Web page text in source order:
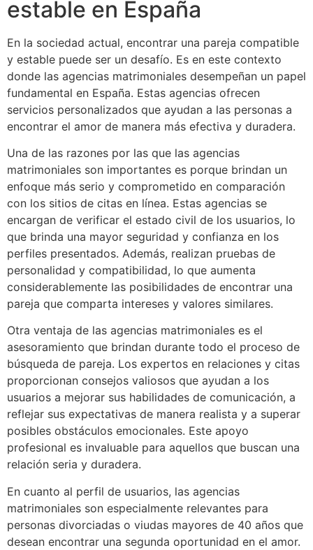
estable en España
En la sociedad actual, encontrar una pareja compatible
y estable puede ser un desafío. Es en este contexto
donde las agencias matrimoniales desempeñan un papel
fundamental en España. Estas agencias ofrecen
servicios personalizados que ayudan a las personas a
encontrar el amor de manera más efectiva y duradera.
Una de las razones por las que las agencias
matrimoniales son importantes es porque brindan un
enfoque más serio y comprometido en comparación
con los sitios de citas en línea. Estas agencias se
encargan de verificar el estado civil de los usuarios, lo
que brinda una mayor seguridad y confianza en los
perfiles presentados. Además, realizan pruebas de
personalidad y compatibilidad, lo que aumenta
considerablemente las posibilidades de encontrar una
pareja que comparta intereses y valores similares.
Otra ventaja de las agencias matrimoniales es el
asesoramiento que brindan durante todo el proceso de
búsqueda de pareja. Los expertos en relaciones y citas
proporcionan consejos valiosos que ayudan a los
usuarios a mejorar sus habilidades de comunicación, a
reflejar sus expectativas de manera realista y a superar
posibles obstáculos emocionales. Este apoyo
profesional es invaluable para aquellos que buscan una
relación seria y duradera.
En cuanto al perfil de usuarios, las agencias
matrimoniales son especialmente relevantes para
personas divorciadas o viudas mayores de 40 años que
desean encontrar una segunda oportunidad en el amor.